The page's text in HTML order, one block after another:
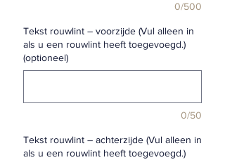
0/500
Tekst rouwlint – voorzijde (Vul alleen in
als u een rouwlint heeft toegevoegd.)
(optioneel)
0/50
Tekst rouwlint – achterzijde (Vul alleen in
als u een rouwlint heeft toegevoegd.)